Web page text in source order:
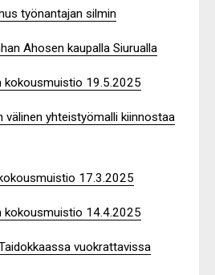
työnantajan silmin
Ahosen kaupalla Siurualla
kokousmuistio 19.5.2025
välinen yhteistyömalli kiinnostaa
17.3.2025
kokousmuistio 14.4.2025
vuokrattavissa